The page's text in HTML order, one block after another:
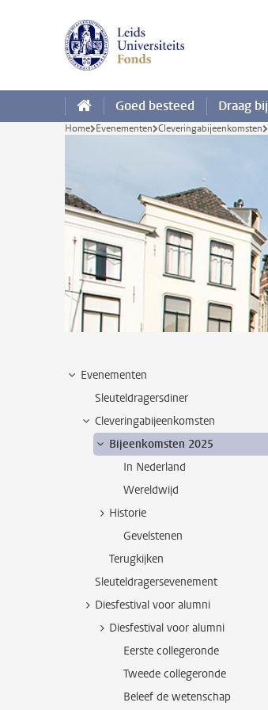
Goed besteed Draag bij
Home Evenementen Cleveringabijeenkomsten
Evenementen
Sleuteldragersdiner
Cleveringabijeenkomsten
Bijeenkomsten 2025
In Nederland
Wereldwijd
Historie
Gevelstenen
Terugkijken
Sleuteldragersevenement
Diesfestival voor alumni
Diesfestival voor alumni
Eerste collegeronde
Tweede collegeronde
Beleef de wetenschap